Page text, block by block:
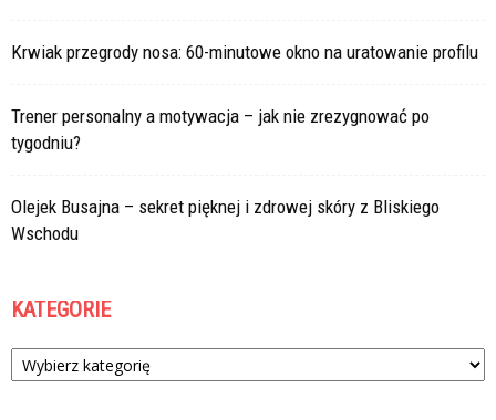
Krwiak przegrody nosa: 60-minutowe okno na uratowanie profilu
Trener personalny a motywacja – jak nie zrezygnować po
tygodniu?
Olejek Busajna – sekret pięknej i zdrowej skóry z Bliskiego
Wschodu
KATEGORIE
Kategorie